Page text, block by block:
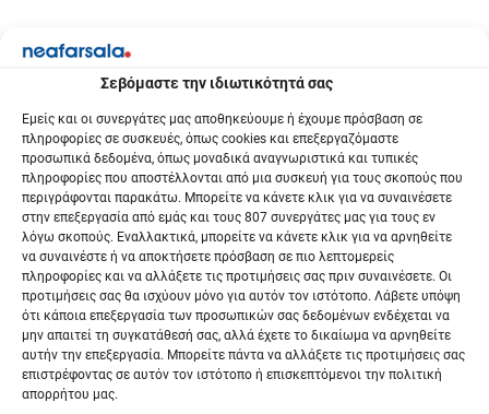
Σεβόμαστε την ιδιωτικότητά σας
Εμείς και οι συνεργάτες μας αποθηκεύουμε ή έχουμε πρόσβαση σε
πληροφορίες σε συσκευές, όπως cookies και επεξεργαζόμαστε
προσωπικά δεδομένα, όπως μοναδικά αναγνωριστικά και τυπικές
πληροφορίες που αποστέλλονται από μια συσκευή για τους σκοπούς που
περιγράφονται παρακάτω. Μπορείτε να κάνετε κλικ για να συναινέσετε
στην επεξεργασία από εμάς και τους 807 συνεργάτες μας για τους εν
λόγω σκοπούς. Εναλλακτικά, μπορείτε να κάνετε κλικ για να αρνηθείτε
να συναινέστε ή να αποκτήσετε πρόσβαση σε πιο λεπτομερείς
πληροφορίες και να αλλάξετε τις προτιμήσεις σας πριν συναινέσετε. Οι
προτιμήσεις σας θα ισχύουν μόνο για αυτόν τον ιστότοπο. Λάβετε υπόψη
ότι κάποια επεξεργασία των προσωπικών σας δεδομένων ενδέχεται να
μην απαιτεί τη συγκατάθεσή σας, αλλά έχετε το δικαίωμα να αρνηθείτε
αυτήν την επεξεργασία. Μπορείτε πάντα να αλλάξετε τις προτιμήσεις σας
επιστρέφοντας σε αυτόν τον ιστότοπο ή επισκεπτόμενοι την πολιτική
απορρήτου μας.